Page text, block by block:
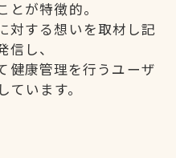
とが特徴的。
対する想いを取材し記
信し、
健康管理を行うユーザ
ています。